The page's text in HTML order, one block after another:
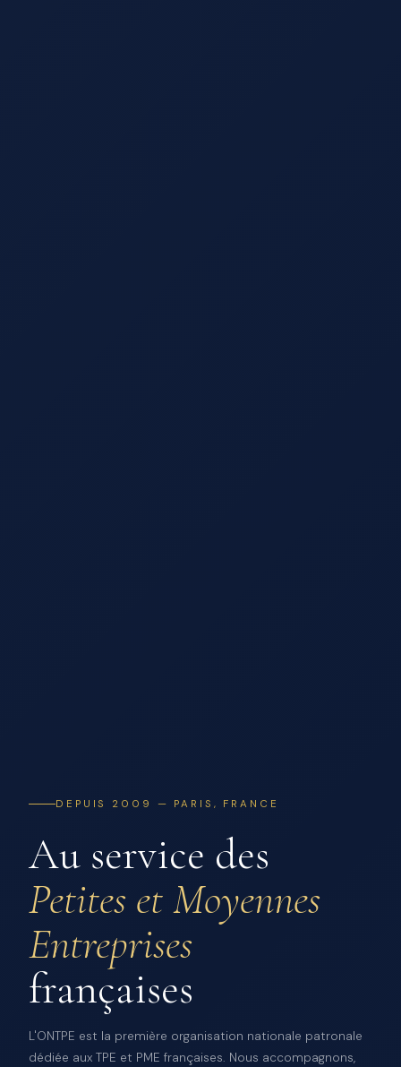
DEPUIS 2009 — PARIS, FRANCE
Au service des
Petites et Moyennes
Entreprises
françaises
L'ONTPE est la première organisation nationale patronale
dédiée aux TPE et PME françaises. Nous accompagnons,